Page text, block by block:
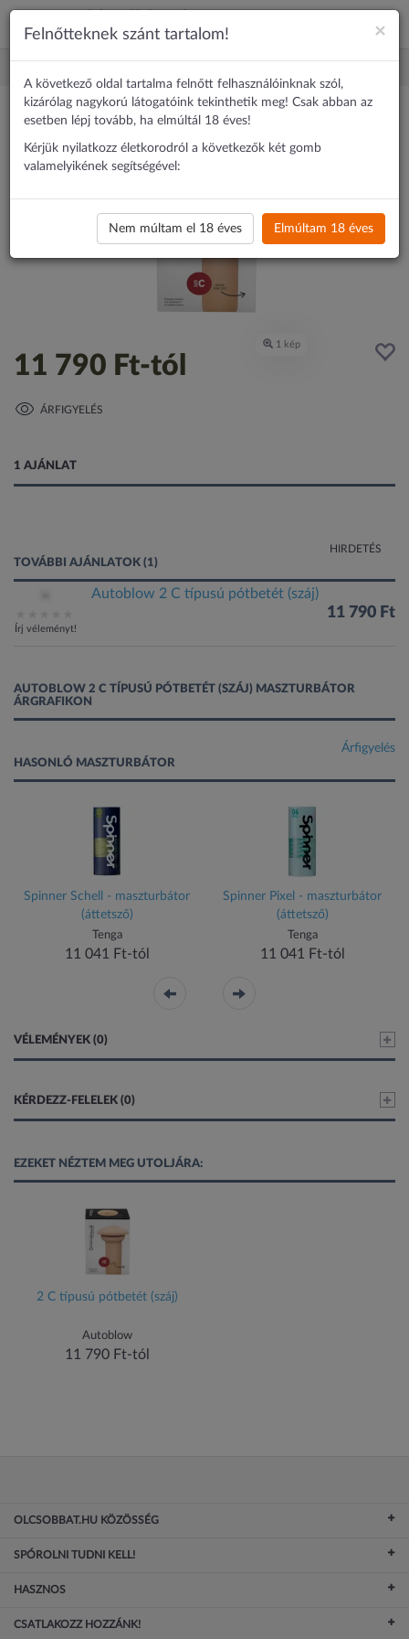
11 790 Ft-tól
ÁRFIGYELÉS
1 AJÁNLAT
HIRDETÉS
TOVÁBBI AJÁNLATOK (1)
Írj véleményt!
Autoblow 2 C típusú pótbetét (száj)
11 790 Ft
AUTOBLOW 2 C TÍPUSÚ PÓTBETÉT (SZÁJ) MASZTURBÁTOR
ÁRGRAFIKON
Árfigyelés
HASONLÓ MASZTURBÁTOR
Spinner Schell - maszturbátor
(áttetsző)
Tenga
11 041 Ft-tól
Spinner Pixel - maszturbátor
(áttetsző)
Tenga
11 041 Ft-tól
VÉLEMÉNYEK (0)
KÉRDEZZ-FELELEK (0)
EZEKET NÉZTEM MEG UTOLJÁRA:
2 C típusú pótbetét (száj)
Autoblow
11 790 Ft-tól
OLCSOBBAT.HU KÖZÖSSÉG
SPÓROLNI TUDNI KELL!
HASZNOS
CSATLAKOZZ HOZZÁNK!
×
Felnőtteknek szánt tartalom!
A következő oldal tartalma felnőtt felhasználóinknak szól,
kizárólag nagykorú látogatóink tekinthetik meg! Csak abban az
esetben lépj tovább, ha elmúltál 18 éves!
Kérjük nyilatkozz életkorodról a következők két gomb
valamelyikének segítségével:
Nem múltam el 18 éves Elmúltam 18 éves